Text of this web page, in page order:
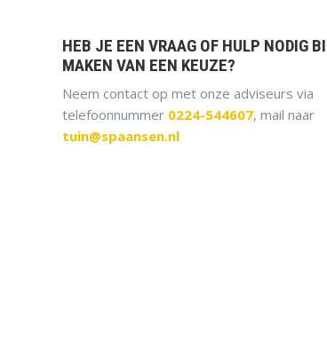
HEB JE EEN VRAAG OF HULP NODIG
MAKEN VAN EEN KEUZE?
Neem contact op met onze adviseurs via
telefoonnummer 0224-544607, mail naar
tuin@spaansen.nl